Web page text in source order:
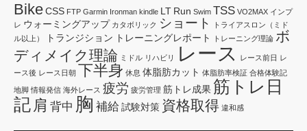
BikeCSS FTP Garmin Ironman kindle LT Run Swim TSS VO2MAX インプ
レ ウォーミングアップ カタボリック ショート
トライアスロン（ミド
ル以上）
トランジション トレーニングレポート トレーニング理論 ボ
ディメイク理論 ミドル リハビリ レース レース前日 レ
ース後 レース日朝 下半身 休息 体脂肪カット 体脂肪率検証 合格体験記
地脚 情報発信 海外レース 疲労 疲労管理 筋トレ成果 筋トレ日
記 肩 背中 胸 補給 試験対策 資格取得 違和感